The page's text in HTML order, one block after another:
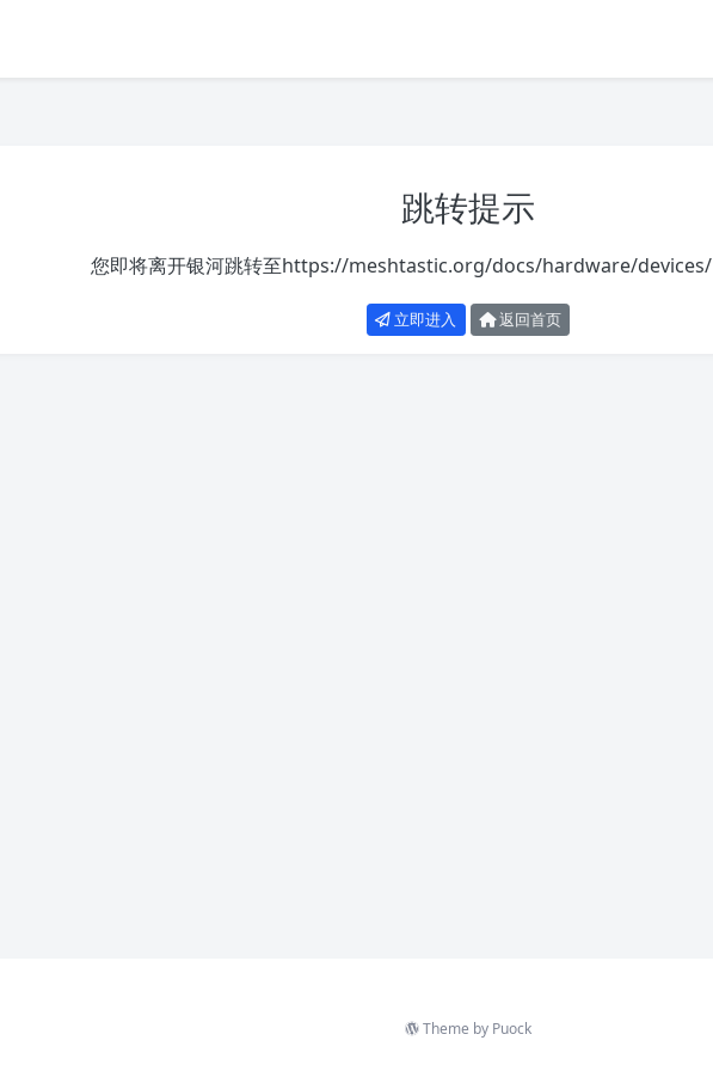
跳转提示
您即将离开银河跳转至https://meshtastic.org/docs/hardware/devices/
立即进入 返回首页
Theme by Puock